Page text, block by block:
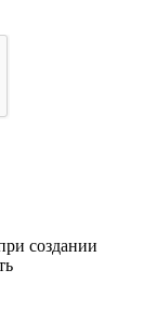
создании